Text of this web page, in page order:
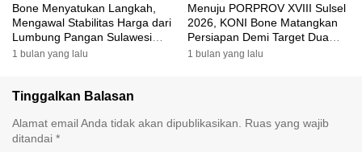
Bone Menyatukan Langkah,
Mengawal Stabilitas Harga dari
Lumbung Pangan Sulawesi
Selatan
1 bulan yang lalu
Menuju PORPROV XVIII Sulsel
2026, KONI Bone Matangkan
Persiapan Demi Target Dua
Besar
1 bulan yang lalu
Tinggalkan Balasan
Alamat email Anda tidak akan dipublikasikan.
Ruas yang wajib
ditandai *